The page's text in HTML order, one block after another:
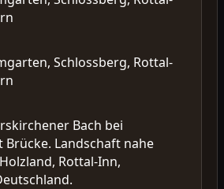
Schlossberg, Rottal-
Bach bei
Landschaft nahe
Rottal-Inn,